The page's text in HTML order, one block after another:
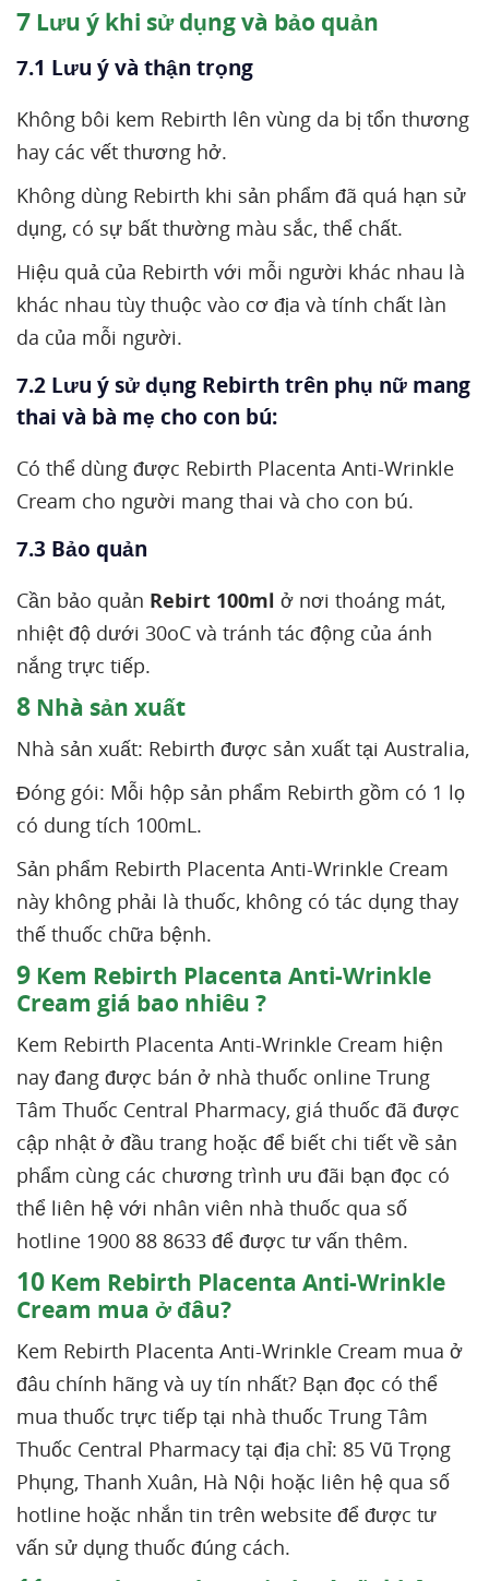
7 Lưu ý khi sử dụng và bảo quản
7.1 Lưu ý và thận trọng
Không bôi kem Rebirth lên vùng da bị tổn thương
hay các vết thương hở.
Không dùng Rebirth khi sản phẩm đã quá hạn sử
dụng, có sự bất thường màu sắc, thể chất.
Hiệu quả của Rebirth với mỗi người khác nhau là
khác nhau tùy thuộc vào cơ địa và tính chất làn
da của mỗi người.
7.2 Lưu ý sử dụng Rebirth trên phụ nữ mang
thai và bà mẹ cho con bú:
Có thể dùng được Rebirth Placenta Anti-Wrinkle
Cream cho người mang thai và cho con bú.
7.3 Bảo quản
Cần bảo quản Rebirt 100ml ở nơi thoáng mát,
nhiệt độ dưới 30oC và tránh tác động của ánh
nắng trực tiếp.
8 Nhà sản xuất
Nhà sản xuất: Rebirth được sản xuất tại Australia,
Đóng gói: Mỗi hộp sản phẩm Rebirth gồm có 1 lọ
có dung tích 100mL.
Sản phẩm Rebirth Placenta Anti-Wrinkle Cream
này không phải là thuốc, không có tác dụng thay
thế thuốc chữa bệnh.
9 Kem Rebirth Placenta Anti-Wrinkle
Cream giá bao nhiêu ?
Kem Rebirth Placenta Anti-Wrinkle Cream hiện
nay đang được bán ở nhà thuốc online Trung
Tâm Thuốc Central Pharmacy, giá thuốc đã được
cập nhật ở đầu trang hoặc để biết chi tiết về sản
phẩm cùng các chương trình ưu đãi bạn đọc có
thể liên hệ với nhân viên nhà thuốc qua số
hotline 1900 88 8633 để được tư vấn thêm.
10 Kem Rebirth Placenta Anti-Wrinkle
Cream mua ở đâu?
Kem Rebirth Placenta Anti-Wrinkle Cream mua ở
đâu chính hãng và uy tín nhất? Bạn đọc có thể
mua thuốc trực tiếp tại nhà thuốc Trung Tâm
Thuốc Central Pharmacy tại địa chỉ: 85 Vũ Trọng
Phụng, Thanh Xuân, Hà Nội hoặc liên hệ qua số
hotline hoặc nhắn tin trên website để được tư
vấn sử dụng thuốc đúng cách.